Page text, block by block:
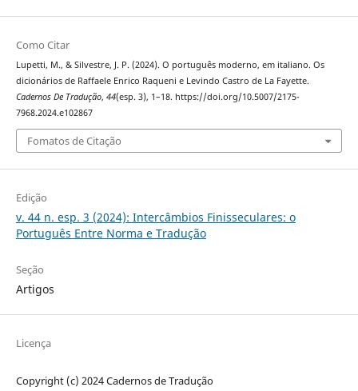
Como Citar
Lupetti, M., & Silvestre, J. P. (2024). O português moderno, em italiano. Os
dicionários de Raffaele Enrico Raqueni e Levindo Castro de La Fayette.
Cadernos De Tradução, 44(esp. 3), 1–18. https://doi.org/10.5007/2175-
7968.2024.e102867
Fomatos de Citação
Edição
v. 44 n. esp. 3 (2024): Intercâmbios Finisseculares: o
Português Entre Norma e Tradução
Seção
Artigos
Licença
Copyright (c) 2024 Cadernos de Tradução